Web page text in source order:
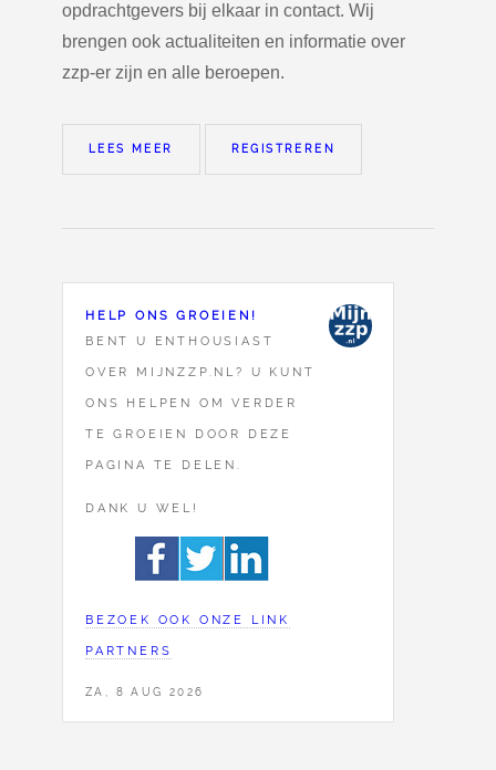
opdrachtgevers bij elkaar in contact. Wij
brengen ook actualiteiten en informatie over
zzp-er zijn en alle beroepen.
LEES MEER REGISTREREN
HELP ONS GROEIEN!
BENT U ENTHOUSIAST
OVER MIJNZZP.NL? U KUNT
ONS HELPEN OM VERDER
TE GROEIEN DOOR DEZE
PAGINA TE DELEN.
DANK U WEL!
BEZOEK OOK ONZE LINK
PARTNERS
ZA, 8 AUG 2026